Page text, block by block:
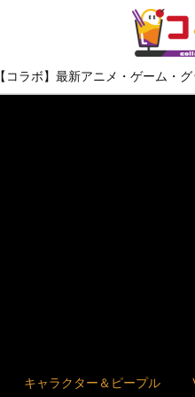
【コラボ】最新アニメ・ゲーム・
キャラクター＆ピープル